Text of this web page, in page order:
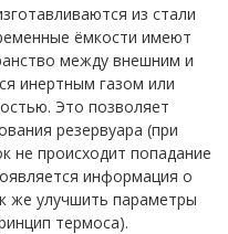
из стали
ёмкости имеют
между внешним и
инертным газом или
Это позволяет
резервуара (при
не происходит попадание
информация о
же улучшить параметры
термоса).